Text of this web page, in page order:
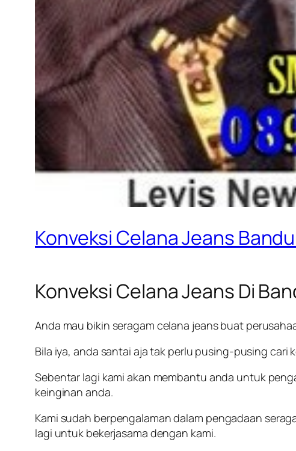
Konveksi Celana Jeans
Konveksi Celana Jeans Di
Anda mau bikin seragam celana jeans buat
Bila iya, anda santai aja tak perlu pusing-pusing cari
Sebentar lagi kami akan membantu anda untuk
keinginan anda.
Kami sudah berpengalaman dalam pengadaan
lagi untuk bekerjasama dengan kami.